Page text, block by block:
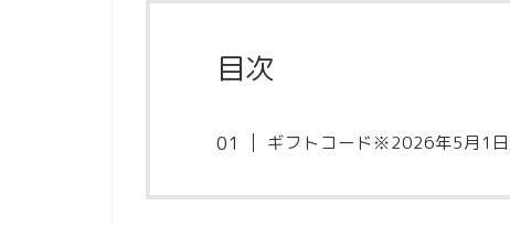
目次
ギフトコード※2026年5月1